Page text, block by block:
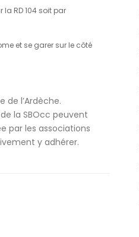
la RD 104 soit par
et se garer sur le côté
de l’Ardèche.
la SBOcc peuvent
par les associations
y adhérer.